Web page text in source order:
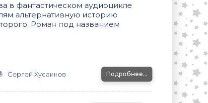
в фантастическом аудиоцикле
альтернативную историю
Роман под названием
Сергей Хусаинов Подробнее...